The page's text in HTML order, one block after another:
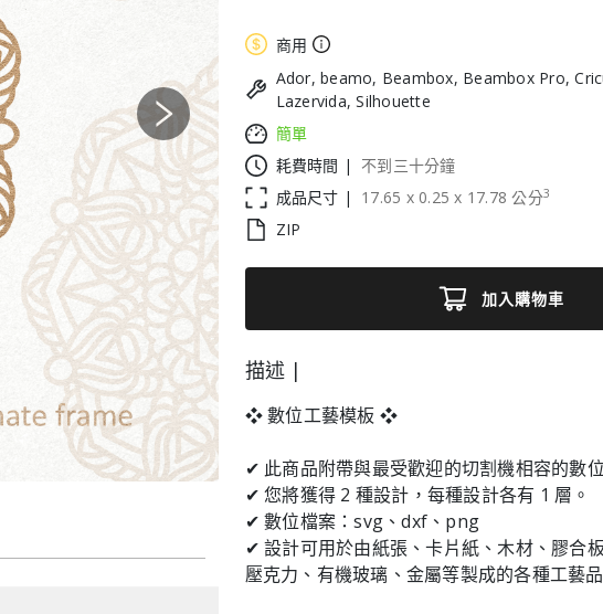
Next
商用
Ador, beamo, Beambox, Beambox Pro,
Lazervida, Silhouette
簡單
耗費時間 |
不到三十分鐘
成品尺寸 |
17.65 x 0.25 x 17.78 公分3
ZIP
加入購物車
描述 |
❖ 數位工藝模板 ❖
✔ 此商品附帶與最受歡迎的切割機相容的數
✔ 您將獲得 2 種設計，每種設計各有 1 層。
✔ 數位檔案：svg、dxf、png
✔ 設計可用於由紙張、卡片紙、木材、膠合
壓克力、有機玻璃、金屬等製成的各種工藝品